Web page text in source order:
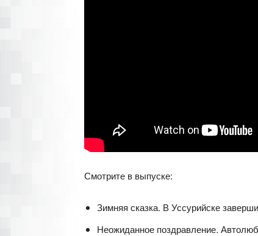
Смотрите в выпуске:
Зимняя сказка. В Уссурийске
Неожиданное поздравление.